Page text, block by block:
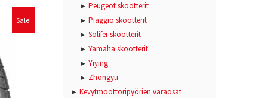
Sale!
Peugeot skootterit
Piaggio skootterit
Solifer skootterit
Yamaha skootterit
Yiying
Zhongyu
Kevytmoottoripyörien varaosat